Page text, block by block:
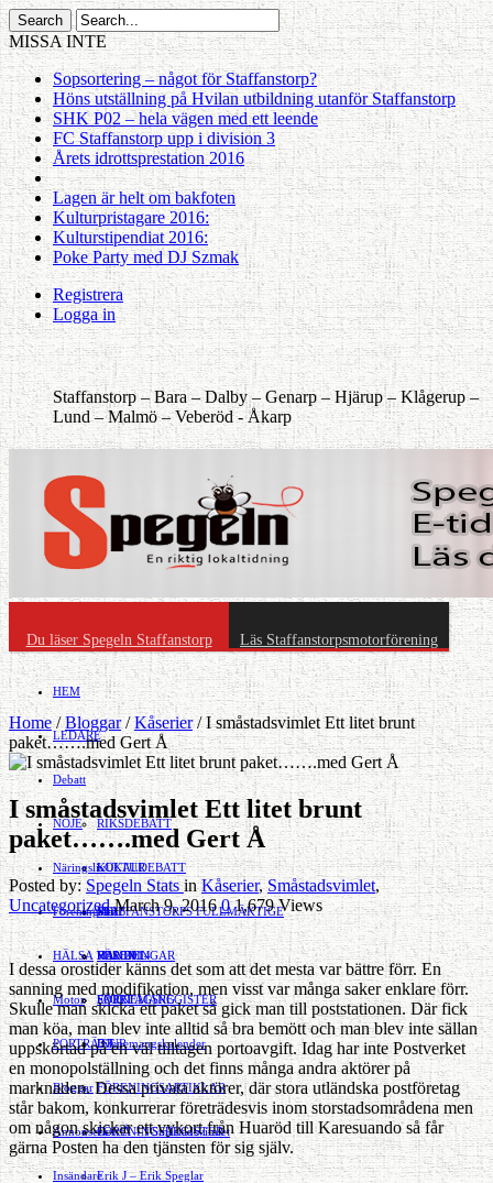
MISSA INTE
Sopsortering – något för Staffanstorp?
Höns utställning på Hvilan utbildning utanför Staffanstorp
SHK P02 – hela vägen med ett leende
FC Staffanstorp upp i division 3
Årets idrottsprestation 2016
Lagen är helt om bakfoten
Kulturpristagare 2016:
Kulturstipendiat 2016:
Poke Party med DJ Szmak
Registrera
Logga in
Staffanstorp –Bara –Dalby –Genarp –Hjärup –Klågerup –
Lund –Malmö –Veberöd -Åkarp
Du läser Spegeln Staffanstorp Läs Staffanstorpsmotorförening
HEM
LEDARE
Debatt
RIKSDEBATT
LOKALDEBATT
STAFFANSTORPS FULLMÄKTIGE
VAL 2014
NÖJE
KULTUR
Mat
RESOR
EVENEMANG
Evenemangskalender
Näringsliv
JOBB
HANDEL
FÖRETAGSREGISTER
Föreningsliv
FÖRENINGAR
SPORT
DJUR
FÖRENINGSARTIKLAR
FÖRENINGSREGISTER
HÄLSA
Motor
PORTRÄTT
Bloggar
Gert Å – I Småstadsvimlet
Erik J – Erik Speglar
Annonsera
Insändare
Home/Bloggar/Kåserier/I småstadsvimlet Ett litet brunt
paket…….med Gert Å
I småstadsvimlet Ett litet brunt
paket…….med Gert Å
Posted by:Spegeln StatsinKåserier,Småstadsvimlet,
Uncategorized March 9, 2016 0 1,679 Views
I dessa orostider känns det som att det mesta var bättre förr. En
sanning med modifikation, men visst var många saker enklare förr.
Skulle man skicka ett paket så gick man till poststationen. Där fick
man köa, man blev inte alltid så bra bemött och man blev inte sällan
uppskörtad på en väl tilltagen portoavgift. Idag har inte Postverket
en monopolställning och det finns många andra aktörer på
marknaden. Dessa privata aktörer, där stora utländska postföretag
står bakom, konkurrerar företrädesvis inom storstadsområdena men
om någon skickar ett vykort från Huaröd till Karesuando så får
gärna Posten ha den tjänsten för sig själv.